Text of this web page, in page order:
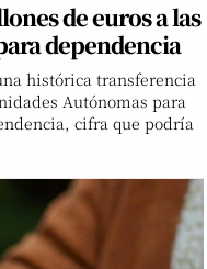
de euros a las
dependencia
histórica transferencia
Autónomas para
cifra que podría